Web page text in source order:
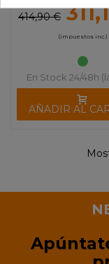
414,90 €
(impuestos inc.)
En Stock 24/48h
AÑADIR AL